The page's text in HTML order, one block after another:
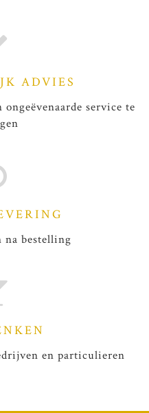
ADVIES
service te
na bestelling
en particulieren